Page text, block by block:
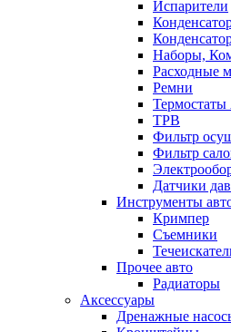
Испарители
Наборы,
Расходные
Ремни
ТРВ
Фильтр
Фильтр
Датчики
Инструменты
Кримпер
Съемники
Прочее авто
Радиаторы
Аксессуары
Дренажные